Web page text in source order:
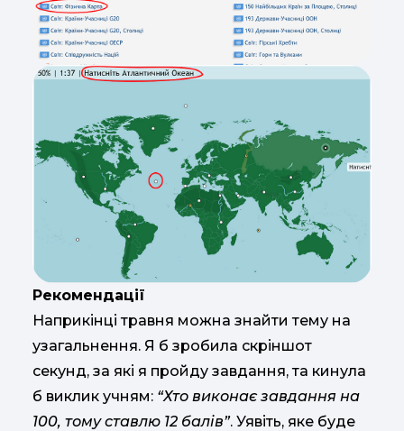
Рекомендації
Наприкінці травня можна знайти тему на
узагальнення. Я б зробила скріншот
секунд, за які я пройду завдання, та кинула
б виклик учням: “Хто виконає завдання на
100, тому ставлю 12 балів”. Уявіть, яке буде